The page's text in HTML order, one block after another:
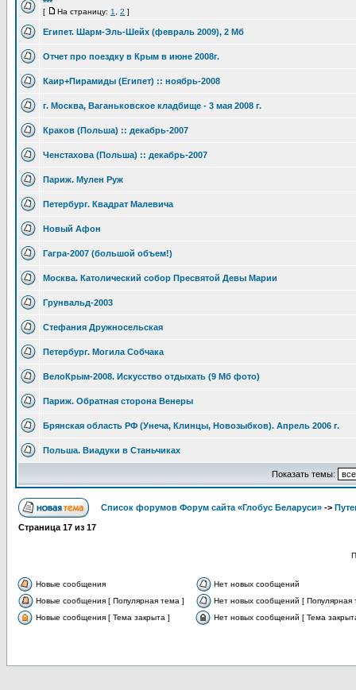
***
[ На страницу: 1 2 ]
Египет. Шарм-Эль-Шейх (февраль 2009), 2 Мб
Отчет про поездку в Крым в июне 2008г.
Каир+Пирамиды (Египет) :: ноябрь-2008
г. Москва, Ваганьковское кладбище - 3 мая 2008 г.
Краков (Польша) :: декабрь-2007
Ченстахова (Польша) :: декабрь-2007
Париж. Мулен Руж
Петербург. Квадрат Малевича
Новый Афон
Гагра-2007 (большой объем!)
Москва. Католический собор Пресвятой Девы Марии
Грунвальд-2003
Стефания Дружносельская
Петербург. Могила Собчака
ВелоКрым-2008. Искусство отдыхать (9 Мб фото)
Париж. Обратная сторона Венеры
Брянская область РФ (Унеча, Клинцы, Новозыбков). Апрель 2006 г.
Польша. Виадуки в Станьчиках
Показать темы:
Список форумов Форум сайта «Глобус Беларуси» ->
Страница 17 из 17
Новые сообщения
Нет новых сообщений
Новые сообщения [ Популярная тема ]
Нет новых сообщений [ Популярная
Новые сообщения [ Тема закрыта ]
Нет новых сообщений [ Тема